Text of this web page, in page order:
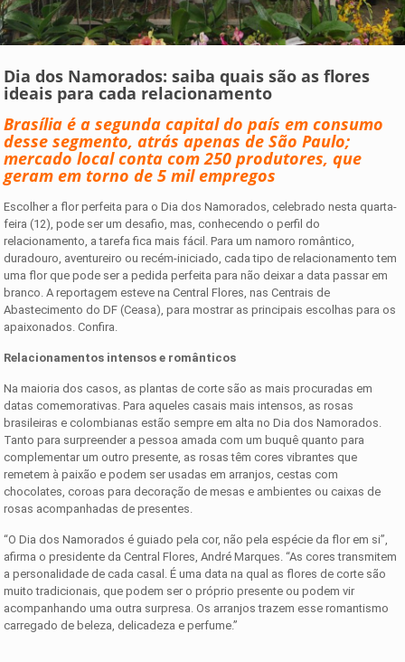
Dia dos Namorados: saiba quais são as flores
ideais para cada relacionamento
Brasília é a segunda capital do país em consumo
desse segmento, atrás apenas de São Paulo;
mercado local conta com 250 produtores, que
geram em torno de 5 mil empregos
Escolher a flor perfeita para o Dia dos Namorados, celebrado nesta quarta-
feira (12), pode ser um desafio, mas, conhecendo o perfil do
relacionamento, a tarefa fica mais fácil. Para um namoro romântico,
duradouro, aventureiro ou recém-iniciado, cada tipo de relacionamento tem
uma flor que pode ser a pedida perfeita para não deixar a data passar em
branco. A reportagem esteve na Central Flores, nas Centrais de
Abastecimento do DF (Ceasa), para mostrar as principais escolhas para os
apaixonados. Confira.
Relacionamentos intensos e românticos
Na maioria dos casos, as plantas de corte são as mais procuradas em
datas comemorativas. Para aqueles casais mais intensos, as rosas
brasileiras e colombianas estão sempre em alta no Dia dos Namorados.
Tanto para surpreender a pessoa amada com um buquê quanto para
complementar um outro presente, as rosas têm cores vibrantes que
remetem à paixão e podem ser usadas em arranjos, cestas com
chocolates, coroas para decoração de mesas e ambientes ou caixas de
rosas acompanhadas de presentes.
“O Dia dos Namorados é guiado pela cor, não pela espécie da flor em si”,
afirma o presidente da Central Flores, André Marques. “As cores transmitem
a personalidade de cada casal. É uma data na qual as flores de corte são
muito tradicionais, que podem ser o próprio presente ou podem vir
acompanhando uma outra surpresa. Os arranjos trazem esse romantismo
carregado de beleza, delicadeza e perfume.”